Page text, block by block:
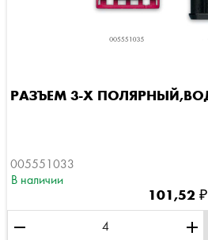
РАЗЪЕМ 3-Х
005551033
В наличии
101,52 ₽
remove add